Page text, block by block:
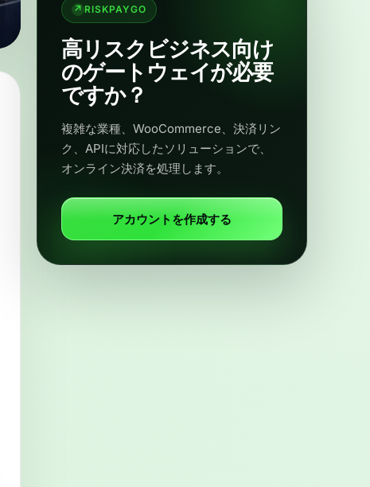
RISKPAYGO
高リスクビジネス向け
のゲートウェイが必要
ですか？
複雑な業種、WooCommerce、決済リン
ク、APIに対応したソリューションで、
オンライン決済を処理します。
アカウントを作成する